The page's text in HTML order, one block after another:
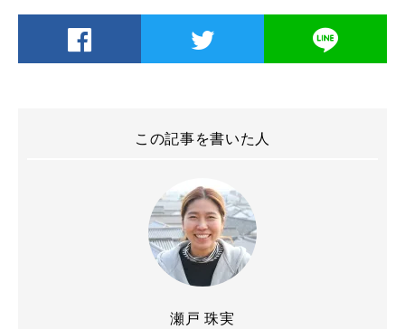
この記事を書いた人
瀬戸 珠実